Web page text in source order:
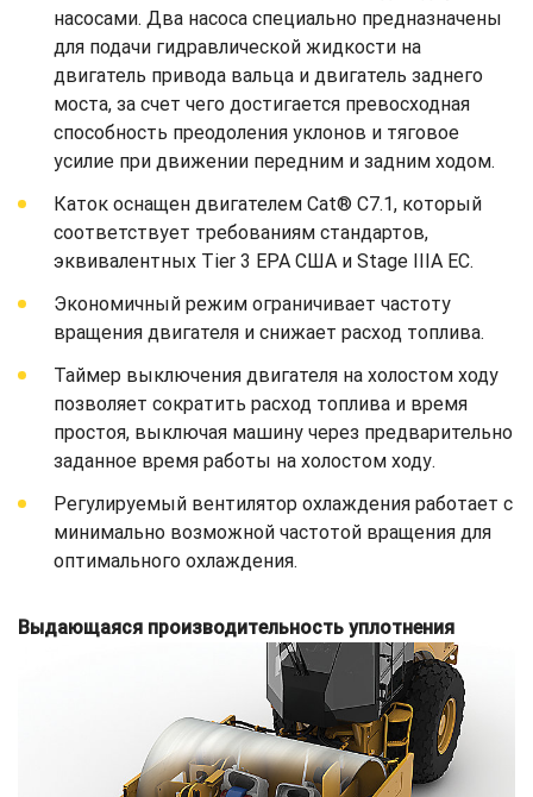
насосами. Два насоса специально предназначены
для подачи гидравлической жидкости на
двигатель привода вальца и двигатель заднего
моста, за счет чего достигается превосходная
способность преодоления уклонов и тяговое
усилие при движении передним и задним ходом.
Каток оснащен двигателем Cat® C7.1, который
соответствует требованиям стандартов,
эквивалентных Tier 3 EPA США и Stage IIIA ЕС.
Экономичный режим ограничивает частоту
вращения двигателя и снижает расход топлива.
Таймер выключения двигателя на холостом ходу
позволяет сократить расход топлива и время
простоя, выключая машину через предварительно
заданное время работы на холостом ходу.
Регулируемый вентилятор охлаждения работает с
минимально возможной частотой вращения для
оптимального охлаждения.
Выдающаяся производительность уплотнения